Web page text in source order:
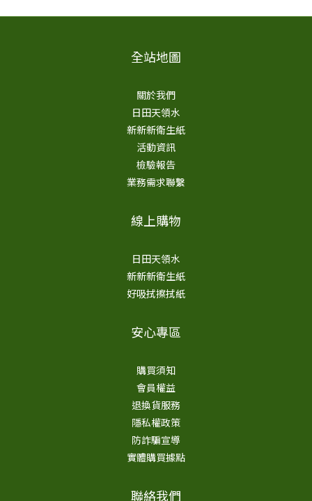
為什麼呢？就由【Ui健康】小編來帶您一探究竟
先來了解日本下水道的起源吧！
15世紀以前日本的主要用水，來自河川及井水。
15世紀後期江戶時代的德川家康先生，為確保民生、地層下陷
全站地圖
關於我們
日田天領水
新新新衛生紙
活動資訊
檢驗報告
業務需求聯繫
線上購物
日田天領水
新新新衛生紙
好吸拭擦拭紙
安心專區
購買須知
會員權益
退換貨服務
隱私權政策
防詐騙宣導
實體購買據點
聯絡我們